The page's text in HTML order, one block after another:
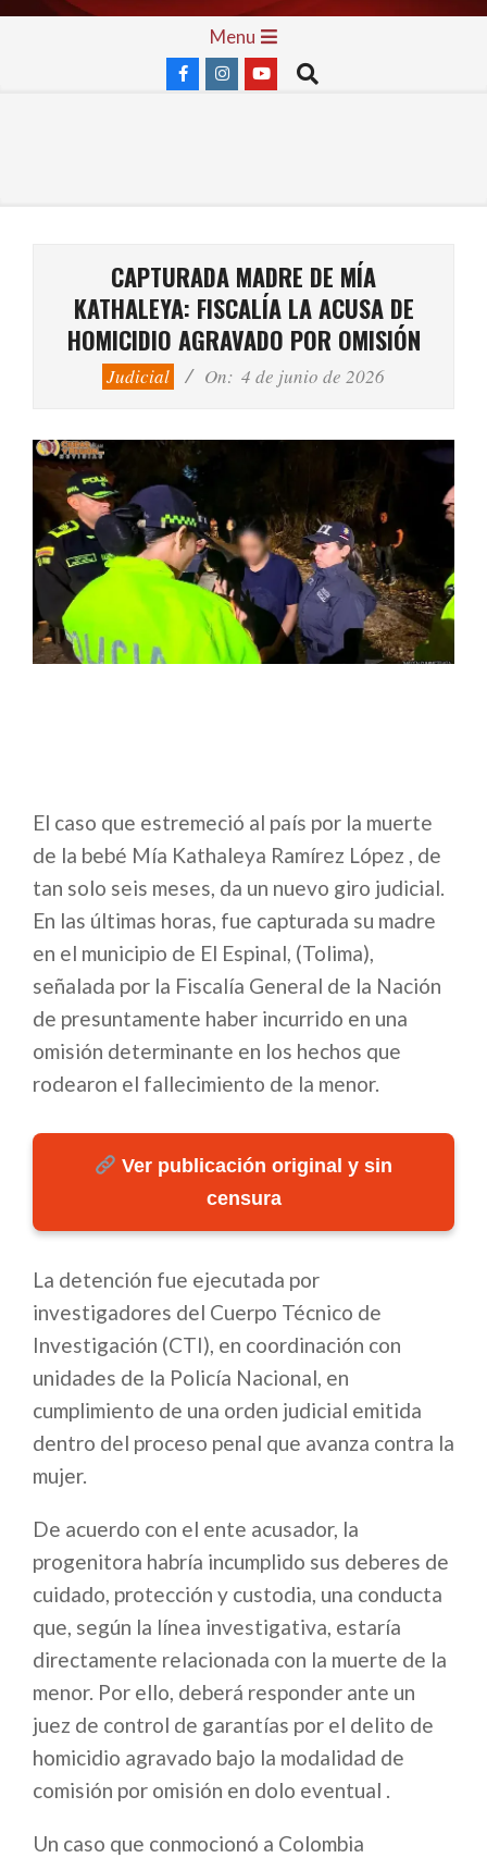
Skip
Menu
Search
CAPTURADA MADRE DE MÍA
KATHALEYA: FISCALÍA LA ACUSA DE
HOMICIDIO AGRAVADO POR OMISIÓN
Judicial On: 4 de junio de 2026
El caso que estremeció al país por la muerte
de la bebé Mía Kathaleya Ramírez López , de
tan solo seis meses, da un nuevo giro judicial.
En las últimas horas, fue capturada su madre
en el municipio de El Espinal, (Tolima),
señalada por la Fiscalía General de la Nación
de presuntamente haber incurrido en una
omisión determinante en los hechos que
rodearon el fallecimiento de la menor.
Ver publicación original y sin
censura
La detención fue ejecutada por
investigadores del Cuerpo Técnico de
Investigación (CTI), en coordinación con
unidades de la Policía Nacional, en
cumplimiento de una orden judicial emitida
dentro del proceso penal que avanza contra la
mujer.
De acuerdo con el ente acusador, la
progenitora habría incumplido sus deberes de
cuidado, protección y custodia, una conducta
que, según la línea investigativa, estaría
directamente relacionada con la muerte de la
menor. Por ello, deberá responder ante un
juez de control de garantías por el delito de
homicidio agravado bajo la modalidad de
comisión por omisión en dolo eventual .
Un caso que conmocionó a Colombia